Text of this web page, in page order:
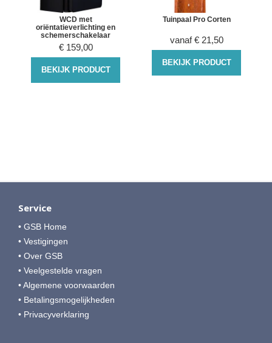
WCD met
oriëntatieverlichting en
schemerschakelaar
€ 159,00
BEKIJK PRODUCT
Tuinpaal Pro Corten
vanaf € 21,50
BEKIJK PRODUCT
Service
• GSB Home
• Vestigingen
• Over GSB
• Veelgestelde vragen
• Algemene voorwaarden
• Betalingsmogelijkheden
• Privacyverklaring